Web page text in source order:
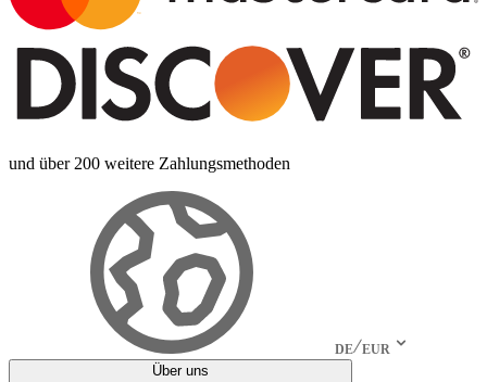
und über 200 weitere Zahlungsmethoden
DE EUR
Über uns